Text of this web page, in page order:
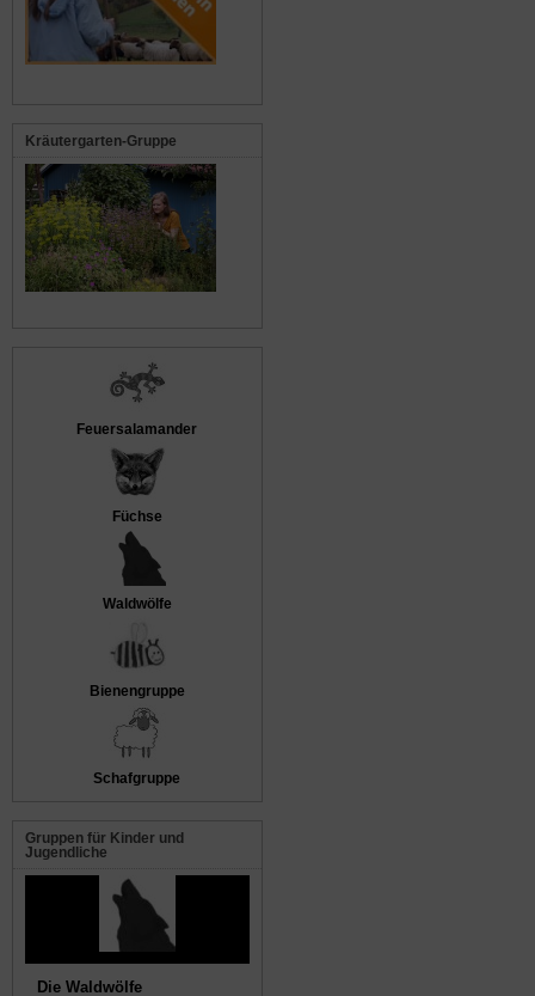
Kräutergarten-Gruppe
Feuersalamander
Füchse
Waldwölfe
Bienengruppe
Schafgruppe
Gruppen für Kinder und
Jugendliche
Die Waldwölfe